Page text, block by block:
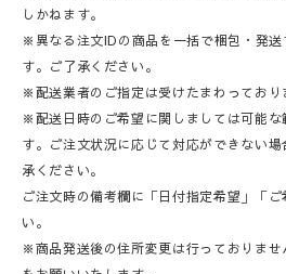
しかねます。
※異なる注文IDの商品を一括で梱包・発
す。ご了承ください。
※配送業者のご指定は受けたまわっており
※配送日時のご希望に関しましては可能
す。ご注文状況に応じて対応ができない
承ください。
ご注文時の備考欄に「日付指定希望」「
い。
※商品発送後の住所変更は行っておりま